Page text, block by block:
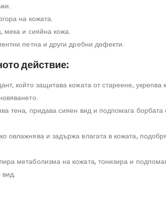
на кожата.
и сияйна кожа.
петна и други дребни дефекти.
действие:
който защитава кожата от стареене, укрепва
тена, придава сияен вид и подпомага борбата
овлажнява и задържа влагата в кожата,
метаболизма на кожата, тонизира и